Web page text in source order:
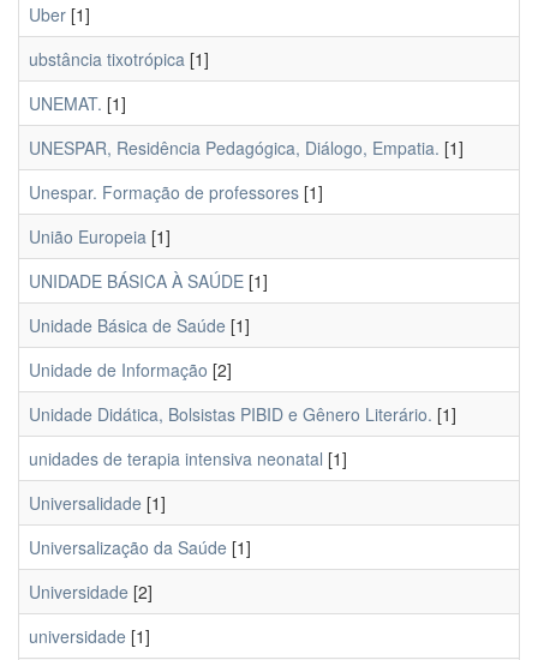
Uber [1]
ubstância tixotrópica [1]
UNEMAT. [1]
UNESPAR, Residência Pedagógica, Diálogo, Empatia. [1]
Unespar. Formação de professores [1]
União Europeia [1]
UNIDADE BÁSICA À SAÚDE [1]
Unidade Básica de Saúde [1]
Unidade de Informação [2]
Unidade Didática, Bolsistas PIBID e Gênero Literário. [1]
unidades de terapia intensiva neonatal [1]
Universalidade [1]
Universalização da Saúde [1]
Universidade [2]
universidade [1]